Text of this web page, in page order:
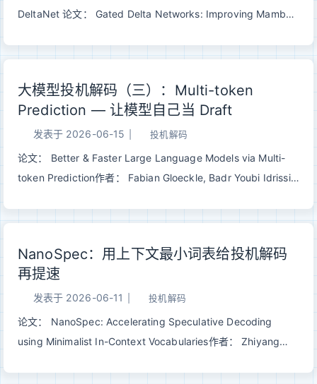
草稿开销、抬高接受率，在 Qwen3.5-397B-A17B 上相对
瓶颈：草稿还是串行的经典投机解码的逻辑是「小模型猜、...
DeltaNet 论文： Gated Delta Networks: Improving Mamba2
KV cache 和推理开销，并内置 MTP module 支持投机解码。
一、Qwen3.5-9B 参数概览以 Qwen3.5-9B 为例，核心配置如
下： 参数 值 总层数 32 隐藏维度 4096 FFN 中间维度 12288
词表大小 248,320 最大上下文 262,144（原生），
1,010,000（YaRN 扩展） MTP module 1 层 架构布局 8 × (3
Gated ...
大模型投机解码（三）：Multi-token
Prediction — 让模型自己当 Draft
发表于 2026-06-15 投机解码
论文： Better & Faster Large Language Models via Multi-
token Prediction作者： Fabian Gloeckle, Badr Youbi Idrissi,
预测头充当 draft model，实现”自己给自己投机解码”，无需额
外小模型即可获得 3X 加速。 一、回顾：经典投机解码的痛点
Speculative Decoding 的核心框架：用小模型猜、大模型验。
这个框架优雅且精确等价，但在实际落地时有一个挥之不去的问
题——你需要一个额外的 draft model。 12345经典
足够小（推理快）又足够好（猜得准），怎么选？2. 显存：大
NanoSpec：用上下文最小词表给投机解码
再提速
发表于 2026-06-11 投机解码
论文： NanoSpec: Accelerating Speculative Decoding
using Minimalist In-Context Vocabularies作者： Zhiyang